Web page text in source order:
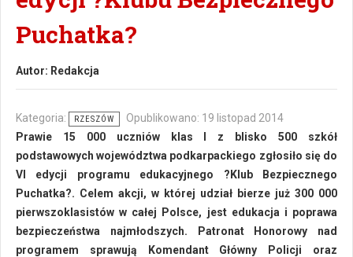
Puchatka?
Autor: Redakcja
Kategoria: RZESZÓW
Opublikowano: 19 listopad 2014
Prawie 15 000 uczniów klas I z blisko 500 szkół
podstawowych województwa podkarpackiego zgłosiło się do
VI edycji programu edukacyjnego ?Klub Bezpiecznego
Puchatka?. Celem akcji, w której udział bierze już 300 000
pierwszoklasistów w całej Polsce, jest edukacja i poprawa
bezpieczeństwa najmłodszych. Patronat Honorowy nad
programem sprawują Komendant Główny Policji oraz